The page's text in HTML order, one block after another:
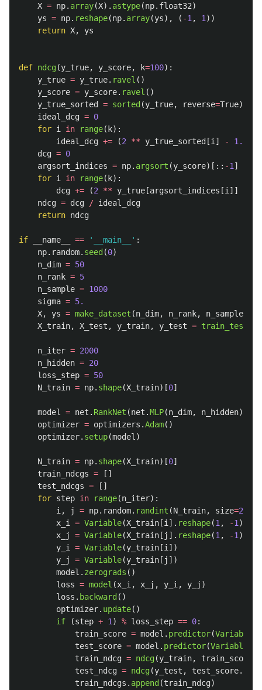
X = np. array(X). astype(np. float32)
ys = np. reshape(np. array(ys), ( -1 , 1 ))
return X, ys
def ndcg(y_true, y_score, k=100):
y_true = y_true. ravel ()
y_score = y_score. ravel ()
y_true_sorted
= sorted (y_true, reverse=True)
ideal_dcg = 0
for i in range( k):
ideal_dcg += (2 ** y_true_sorted [i ] - 1.
dcg = 0
argsort_indices = np. argsort (y_score)[:: -1 ]
for i in range( k):
dcg += (2 ** y_true [argsort_indices [i ]]
ndcg = dcg / ideal_dcg
return ndcg
if __name__ == ' __main__ ' :
np. random. seed (0)
n_dim = 50
n_rank = 5
n_sample = 1000
sigma = 5.
X, ys = make_dataset (n_dim, n_rank, n_sample
X_train, X_test , y_train, y_test =
n_iter = 2000
n_hidden = 20
loss_step = 50
N_train = np. shape(X_train)[0]
model = net . RankNet (net .MLP(n_dim, n_hidden))
optimizer = optimizers .Adam()
optimizer. setup(model )
N_train = np. shape(X_train)[0]
train_ndcgs =
[]
test_ndcgs =
[]
for step in range(n_iter):
i , j = np. random. randint (N_train, size=2
x_i
= Variable(X_train [i ]. reshape(1 , -1 ))
x_j
= Variable(X_train [ j ]. reshape(1 , -1 ))
y_i
= Variable(y_train [i ])
y_j
= Variable(y_train [ j ])
model . zerograds ()
loss = model (x_i , x_j , y_i , y_j )
loss . backward ()
optimizer. update()
if
(step + 1 ) % loss_step == 0:
train_score = model . predictor(Variable
test_score = model . predictor(Variable
train_ndcg = ndcg(y_train, train_score
test_ndcg = ndcg(y_test , test_score.
train_ndcgs . append (train_ndcg)